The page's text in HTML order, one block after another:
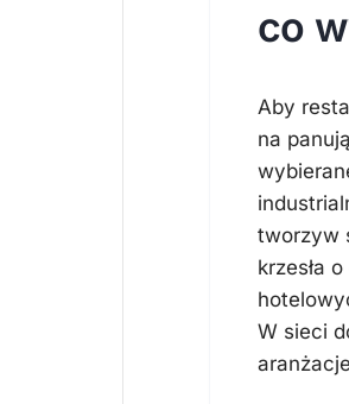
co
Aby
na
tworzyw
krzesła
W sieci